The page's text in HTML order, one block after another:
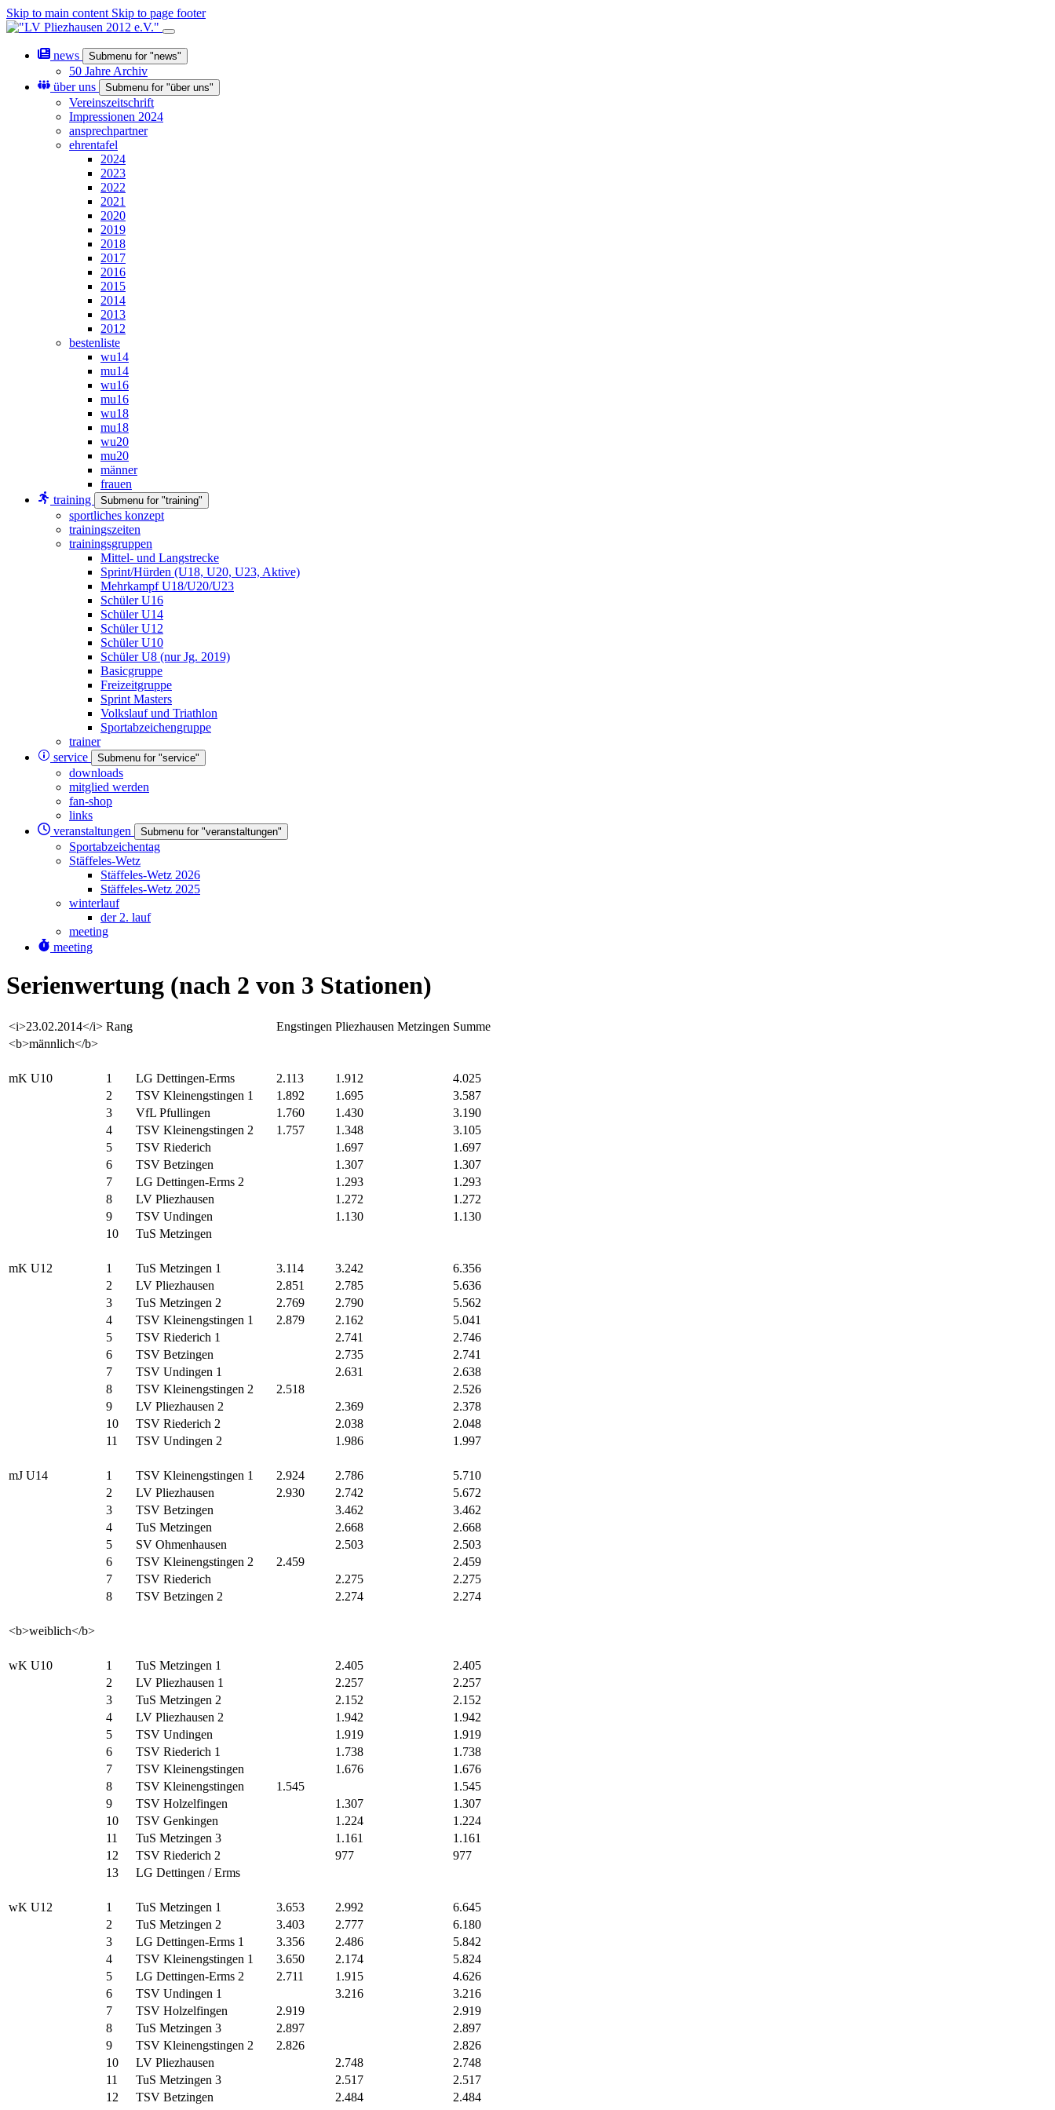
Skip to main content Skip to page footer
news Submenu for "news"
50 Jahre Archiv
über uns
Submenu for "über uns"
Vereinszeitschrift
Impressionen 2024
ansprechpartner
ehrentafel
2024
2023
2022
2021
2020
2019
2018
2017
2016
2015
2014
2013
2012
bestenliste
wu14
mu14
wu16
mu16
wu18
mu18
wu20
mu20
männer
frauen
training
Submenu for "training"
sportliches konzept
trainingszeiten
trainingsgruppen
Mittel- und Langstrecke
Sprint/Hürden (U18, U20, U23, Aktive)
Mehrkampf U18/U20/U23
Schüler U16
Schüler U14
Schüler U12
Schüler U10
Schüler U8 (nur Jg. 2019)
Basicgruppe
Freizeitgruppe
Sprint Masters
Volkslauf und Triathlon
Sportabzeichengruppe
trainer
service
Submenu for "service"
downloads
mitglied werden
fan-shop
links
veranstaltungen
Submenu for "veranstaltungen"
Sportabzeichentag
Stäffeles-Wetz
Stäffeles-Wetz 2026
Stäffeles-Wetz 2025
winterlauf
der 2. lauf
meeting
meeting
Serienwertung (nach 2 von 3 Stationen)
<i>23.02.2014</i> Rang Engstingen Pliezhausen Metzingen Summe
<b>männlich</b>
mK U10 1 LG Dettingen-Erms 2.113 1.912
4.025
2
TSV Kleinengstingen 1 1.892 1.695
3.587
3
VfL Pfullingen 1.760 1.430
3.190
4
TSV Kleinengstingen 2 1.757 1.348
3.105
5
TSV Riederich 1.697
1.697
6
TSV Betzingen 1.307
1.307
7
LG Dettingen-Erms 2 1.293
1.293
8
LV Pliezhausen 1.272
1.272
9
TSV Undingen 1.130
1.130
10
TuS Metzingen
mK U12 1 TuS Metzingen 1 3.114 3.242
6.356
2
LV Pliezhausen 2.851 2.785
5.636
3
TuS Metzingen 2 2.769 2.790
5.562
4
TSV Kleinengstingen 1 2.879 2.162
5.041
5
TSV Riederich 1 2.741
2.746
6
TSV Betzingen 2.735
2.741
7
TSV Undingen 1 2.631
2.638
8
TSV Kleinengstingen 2 2.518
2.526
9
LV Pliezhausen 2 2.369
2.378
10
TSV Riederich 2 2.038
2.048
11
TSV Undingen 2 1.986 1.997
mJ U14 1 TSV Kleinengstingen 1 2.924 2.786
5.710
2
LV Pliezhausen 2.930 2.742
5.672
3
TSV Betzingen 3.462
3.462
4
TuS Metzingen 2.668
2.668
5
SV Ohmenhausen 2.503
2.503
6
TSV Kleinengstingen 2 2.459
2.459
7
TSV Riederich 2.275
2.275
8
TSV Betzingen 2 2.274 2.274
<b>weiblich</b>
wK U10 1 TuS Metzingen 1 2.405
2.405
2
LV Pliezhausen 1 2.257
2.257
3
TuS Metzingen 2 2.152
2.152
4
LV Pliezhausen 2 1.942
1.942
5
TSV Undingen 1.919
1.919
6
TSV Riederich 1 1.738
1.738
7
TSV Kleinengstingen 1.676
1.676
8
TSV Kleinengstingen 1.545
1.545
9
TSV Holzelfingen 1.307
1.307
10
TSV Genkingen 1.224
1.224
11
TuS Metzingen 3 1.161
1.161
12
TSV Riederich 2 977
977
13
LG Dettingen / Erms
wK U12 1 TuS Metzingen 1 3.653 2.992
6.645
2
TuS Metzingen 2 3.403 2.777
6.180
3
LG Dettingen-Erms 1 3.356 2.486
5.842
4
TSV Kleinengstingen 1 3.650 2.174
5.824
5
LG Dettingen-Erms 2 2.711 1.915
4.626
6
TSV Undingen 1 3.216
3.216
7
TSV Holzelfingen 2.919
2.919
8
TuS Metzingen 3 2.897
2.897
9
TSV Kleinengstingen 2 2.826
2.826
10
LV Pliezhausen 2.748
2.748
11
TuS Metzingen 3 2.517
2.517
12
TSV Betzingen 2.484
2.484